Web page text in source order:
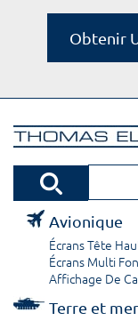
Obtenir
Avionique
Écrans Tête
Écrans Multi
Affichage De
Terre et mer